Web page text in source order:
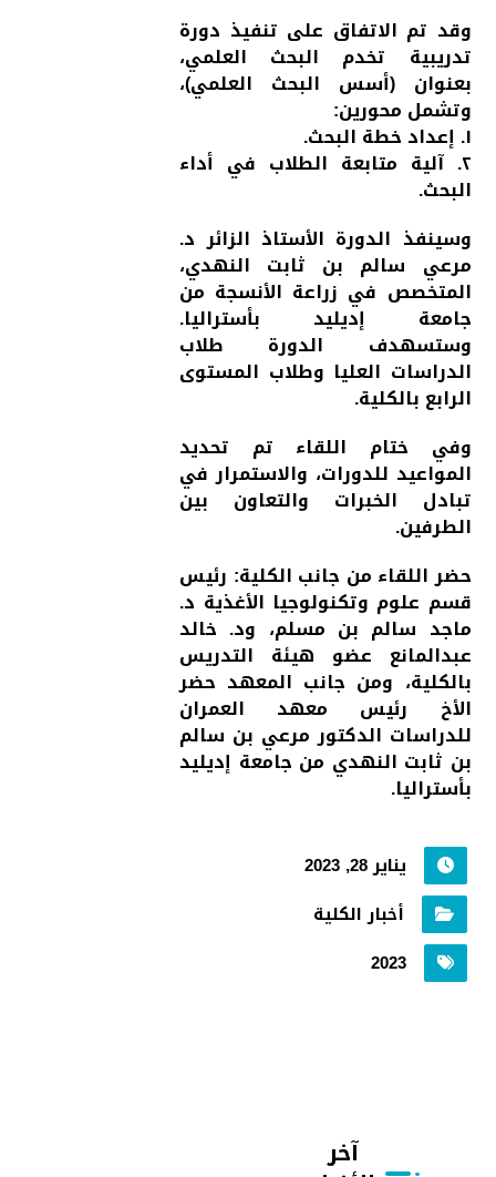
وقد تم الاتفاق على تنفيذ دورة
تدريبية تخدم البحث العلمي،
بعنوان (أسس البحث العلمي)،
وتشمل محورين:
١. إعداد خطة البحث.
٢. آلية متابعة الطلاب في أداء
البحث.
وسينفذ الدورة الأستاذ الزائر د.
مرعي سالم بن ثابت النهدي،
المتخصص في زراعة الأنسجة من
جامعة إديليد بأستراليا.
وستسهدف الدورة طلاب
الدراسات العليا وطلاب المستوى
الرابع بالكلية.
وفي ختام اللقاء تم تحديد
المواعيد للدورات، والاستمرار في
تبادل الخبرات والتعاون بين
الطرفين.
حضر اللقاء من جانب الكلية: رئيس
قسم علوم وتكنولوجيا الأغذية د.
ماجد سالم بن مسلم، ود. خالد
عبدالمانع عضو هيئة التدريس
بالكلية، ومن جانب المعهد حضر
الأخ رئيس معهد العمران
للدراسات الدكتور مرعي بن سالم
بن ثابت النهدي من جامعة إديليد
بأستراليا.
يناير 28, 2023
أخبار الكلية
2023
آخر